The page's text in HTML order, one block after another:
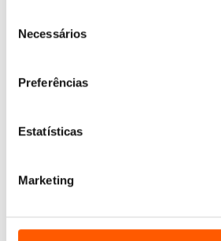
Necessários
Preferências
Estatísticas
Marketing